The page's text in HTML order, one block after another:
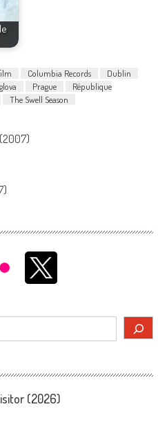
Columbia Records
Dublin
Prague
République
The Swell Season
(2007)
(2026)